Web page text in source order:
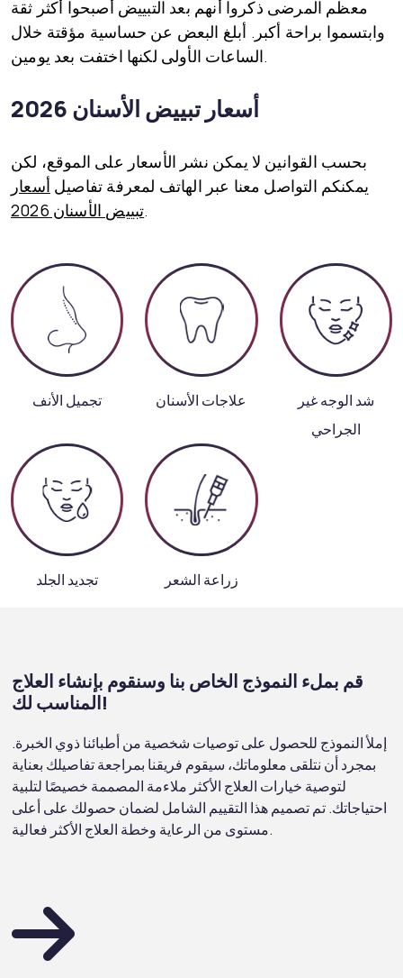
معظم المرضى ذكروا أنهم بعد التبييض أصبحوا أكثر ثقة
وابتسموا براحة أكبر. أبلغ البعض عن حساسية مؤقتة خلال
الساعات الأولى لكنها اختفت بعد يومين.
أسعار تبييض الأسنان 2026
بحسب القوانين لا يمكن نشر الأسعار على الموقع، لكن
يمكنكم التواصل معنا عبر الهاتف لمعرفة تفاصيل أسعار
تبييض الأسنان 2026.
تجميل الأنف علاجات الأسنان
شد الوجه غير
الجراحي
تجديد الجلد زراعة الشعر
قم بملء النموذج الخاص بنا وسنقوم بإنشاء العلاج
المناسب لك!
إملأ النموذج للحصول على توصيات شخصية من أطبائنا ذوي الخبرة.
بمجرد أن نتلقى معلوماتك، سيقوم فريقنا بمراجعة تفاصيلك بعناية
لتوصية خيارات العلاج الأكثر ملاءمة المصممة خصيصًا لتلبية
احتياجاتك. تم تصميم هذا التقييم الشامل لضمان حصولك على أعلى
مستوى من الرعاية وخطة العلاج الأكثر فعالية.